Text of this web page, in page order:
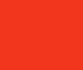
國國際轉帳的到帳